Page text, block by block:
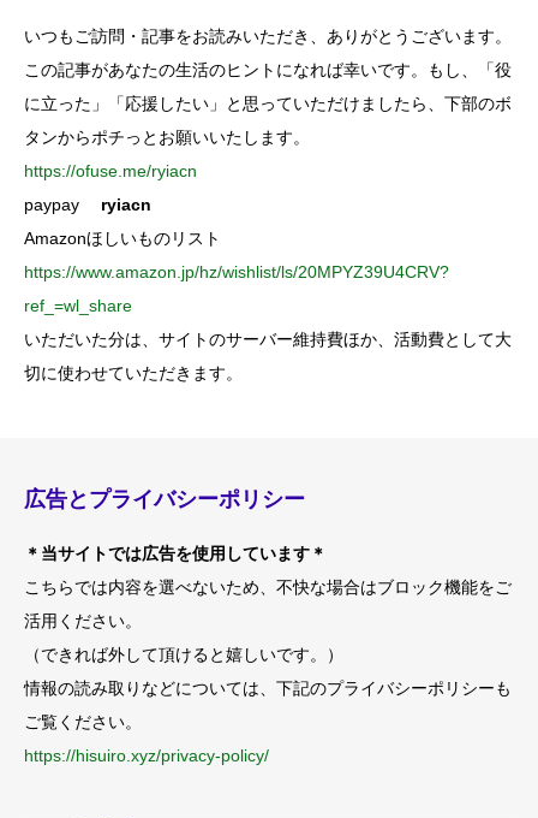
いつもご訪問・記事をお読みいただき、ありがとうございます。
この記事があなたの生活のヒントになれば幸いです。もし、「役
に立った」「応援したい」と思っていただけましたら、下部のボ
タンからポチっとお願いいたします。
https://ofuse.me/ryiacn
paypay ryiacn
Amazonほしいものリスト
https://www.amazon.jp/hz/wishlist/ls/20MPYZ39U4CRV?
ref_=wl_share
いただいた分は、サイトのサーバー維持費ほか、活動費として大
切に使わせていただきます。
広告とプライバシーポリシー
＊当サイトでは広告を使用しています＊
こちらでは内容を選べないため、不快な場合はブロック機能をご
活用ください。
（できれば外して頂けると嬉しいです。）
情報の読み取りなどについては、下記のプライバシーポリシーも
ご覧ください。
https://hisuiro.xyz/privacy-policy/